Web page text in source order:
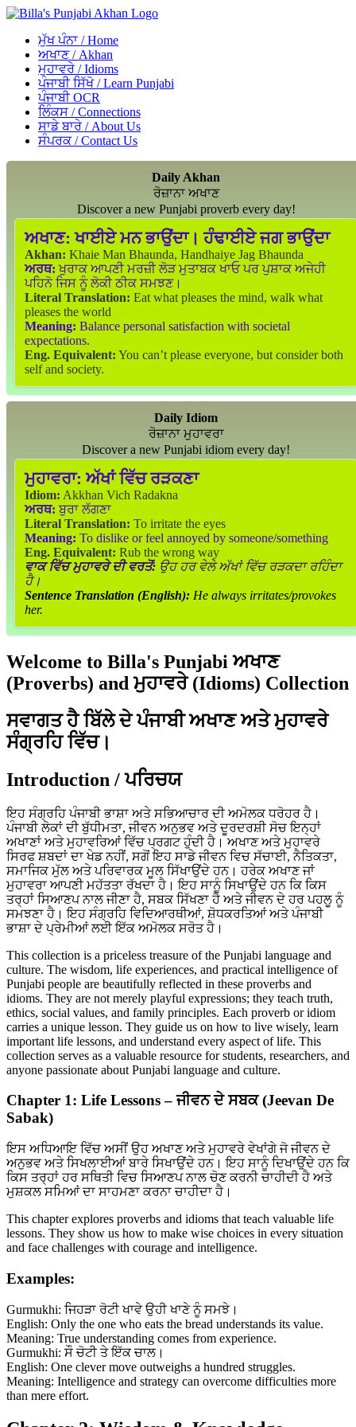
ਮੁੱਖ ਪੰਨਾ / Home
ਅਖਾਣ / Akhan
ਮੁਹਾਵਰੇ / Idioms
ਪੰਜਾਬੀ ਸਿੱਖੋ / Learn Punjabi
ਪੰਜਾਬੀ OCR
ਲਿੰਕਸ / Connections
ਸਾਡੇ ਬਾਰੇ / About Us
ਸੰਪਰਕ / Contact Us
Daily Akhan
ਰੋਜ਼ਾਨਾ ਅਖਾਣ
Discover a new Punjabi proverb every day!
ਅਖਾਣ: ਖਾਈਏ ਮਨ ਭਾਉਂਦਾ। ਹੰਢਾਈਏ ਜਗ ਭਾਉਂਦਾ
Akhan: Khaie Man Bhaunda, Handhaiye Jag Bhaunda
ਅਰਥ: ਖੁਰਾਕ ਆਪਣੀ ਮਰਜ਼ੀ ਲੋੜ ਮੁਤਾਬਕ ਖਾਓ ਪਰ ਪੁਸ਼ਾਕ ਅਜੇਹੀ
ਪਹਿਨੋ ਜਿਸ ਨੂੰ ਲੋਕੀ ਠੀਕ ਸਮਝਣ।
Literal Translation: Eat what pleases the mind, walk what
pleases the world
Meaning: Balance personal satisfaction with societal
expectations.
Eng. Equivalent: You can’t please everyone, but consider both
self and society.
Daily Idiom
ਰੋਜ਼ਾਨਾ ਮੁਹਾਵਰਾ
Discover a new Punjabi idiom every day!
ਮੁਹਾਵਰਾ: ਅੱਖਾਂ ਵਿੱਚ ਰੜਕਣਾ
Idiom: Akkhan Vich Radakna
ਅਰਥ: ਬੁਰਾ ਲੱਗਣਾ
Literal Translation: To irritate the eyes
Meaning: To dislike or feel annoyed by someone/something
Eng. Equivalent: Rub the wrong way
ਵਾਕ ਵਿੱਚ ਮੁਹਾਵਰੇ ਦੀ ਵਰਤੋਂ: ਉਹ ਹਰ ਵੇਲੇ ਅੱਖਾਂ ਵਿੱਚ ਰੜਕਦਾ ਰਹਿੰਦਾ
ਹੈ।
Sentence Translation (English): He always irritates/provokes
her.
Welcome to Billa's Punjabi ਅਖਾਣ
(Proverbs) and ਮੁਹਾਵਰੇ (Idioms) Collection
ਸਵਾਗਤ ਹੈ ਬਿੱਲੇ ਦੇ ਪੰਜਾਬੀ ਅਖਾਣ ਅਤੇ ਮੁਹਾਵਰੇ
ਸੰਗ੍ਰਹਿ ਵਿੱਚ।
Introduction / ਪਰਿਚਯ
ਇਹ ਸੰਗ੍ਰਹਿ ਪੰਜਾਬੀ ਭਾਸ਼ਾ ਅਤੇ ਸਭਿਆਚਾਰ ਦੀ ਅਮੋਲਕ ਧਰੋਹਰ ਹੈ।
ਪੰਜਾਬੀ ਲੋਕਾਂ ਦੀ ਬੁੱਧੀਮਤਾ, ਜੀਵਨ ਅਨੁਭਵ ਅਤੇ ਦੂਰਦਰਸ਼ੀ ਸੋਚ ਇਨ੍ਹਾਂ
ਅਖਾਣਾਂ ਅਤੇ ਮੁਹਾਵਰਿਆਂ ਵਿੱਚ ਪ੍ਰਗਟ ਹੁੰਦੀ ਹੈ। ਅਖਾਣ ਅਤੇ ਮੁਹਾਵਰੇ
ਸਿਰਫ ਸ਼ਬਦਾਂ ਦਾ ਖੇਡ ਨਹੀਂ, ਸਗੋਂ ਇਹ ਸਾਡੇ ਜੀਵਨ ਵਿਚ ਸੱਚਾਈ, ਨੈਤਿਕਤਾ,
ਸਮਾਜਿਕ ਮੁੱਲ ਅਤੇ ਪਰਿਵਾਰਕ ਮੂਲ ਸਿੱਖਾਉਂਦੇ ਹਨ। ਹਰੇਕ ਅਖਾਣ ਜਾਂ
ਮੁਹਾਵਰਾ ਆਪਣੀ ਮਹੱਤਤਾ ਰੱਖਦਾ ਹੈ। ਇਹ ਸਾਨੂੰ ਸਿਖਾਉਂਦੇ ਹਨ ਕਿ ਕਿਸ
ਤਰ੍ਹਾਂ ਸਿਆਣਪ ਨਾਲ ਜੀਣਾ ਹੈ, ਸਬਕ ਸਿੱਖਣਾ ਹੈ ਅਤੇ ਜੀਵਨ ਦੇ ਹਰ ਪਹਲੂ ਨੂੰ
ਸਮਝਣਾ ਹੈ। ਇਹ ਸੰਗ੍ਰਹਿ ਵਿਦਿਆਰਥੀਆਂ, ਸ਼ੋਧਕਰਤਿਆਂ ਅਤੇ ਪੰਜਾਬੀ
ਭਾਸ਼ਾ ਦੇ ਪ੍ਰੇਮੀਆਂ ਲਈ ਇੱਕ ਅਮੋਲਕ ਸਰੋਤ ਹੈ।
This collection is a priceless treasure of the Punjabi language and
culture. The wisdom, life experiences, and practical intelligence of
Punjabi people are beautifully reflected in these proverbs and
idioms. They are not merely playful expressions; they teach truth,
ethics, social values, and family principles. Each proverb or idiom
carries a unique lesson. They guide us on how to live wisely, learn
important life lessons, and understand every aspect of life. This
collection serves as a valuable resource for students, researchers, and
anyone passionate about Punjabi language and culture.
Chapter 1: Life Lessons – ਜੀਵਨ ਦੇ ਸਬਕ (Jeevan De
Sabak)
ਇਸ ਅਧਿਆਇ ਵਿੱਚ ਅਸੀਂ ਉਹ ਅਖਾਣ ਅਤੇ ਮੁਹਾਵਰੇ ਵੇਖਾਂਗੇ ਜੋ ਜੀਵਨ ਦੇ
ਅਨੁਭਵ ਅਤੇ ਸਿਖਲਾਈਆਂ ਬਾਰੇ ਸਿਖਾਉਂਦੇ ਹਨ। ਇਹ ਸਾਨੂੰ ਦਿਖਾਉਂਦੇ ਹਨ ਕਿ
ਕਿਸ ਤਰ੍ਹਾਂ ਹਰ ਸਥਿਤੀ ਵਿਚ ਸਿਆਣਪ ਨਾਲ ਚੋਣ ਕਰਨੀ ਚਾਹੀਦੀ ਹੈ ਅਤੇ
ਮੁਸ਼ਕਲ ਸਮਿਆਂ ਦਾ ਸਾਹਮਣਾ ਕਰਨਾ ਚਾਹੀਦਾ ਹੈ।
This chapter explores proverbs and idioms that teach valuable life
lessons. They show us how to make wise choices in every situation
and face challenges with courage and intelligence.
Examples:
Gurmukhi: ਜਿਹੜਾ ਰੋਟੀ ਖਾਵੇ ਉਹੀ ਖਾਣੇ ਨੂੰ ਸਮਝੇ।
English: Only the one who eats the bread understands its value.
Meaning: True understanding comes from experience.
Gurmukhi: ਸੌ ਚੋਟੀ ਤੇ ਇੱਕ ਚਾਲ।
English: One clever move outweighs a hundred struggles.
Meaning: Intelligence and strategy can overcome difficulties more
than mere effort.